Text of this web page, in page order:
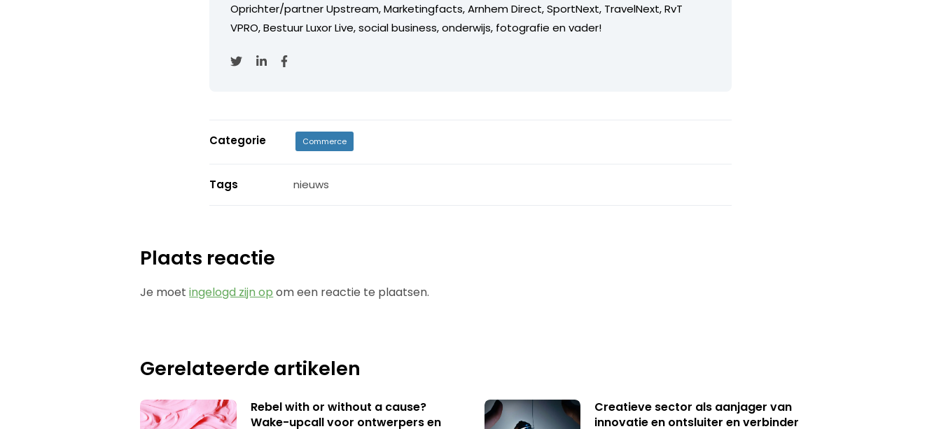
Oprichter/partner Upstream, Marketingfacts, Arnhem Direct, SportNext, TravelNext, RvT
VPRO, Bestuur Luxor Live, social business, onderwijs, fotografie en vader!
Categorie Commerce
Tags nieuws
Plaats reactie
Je moetingelogd zijn op om een reactie te plaatsen.
Gerelateerde artikelen
Rebel with or without a cause?
Wake-upcall voor ontwerpers en
Creatieve sector als aanjager van
innovatie en ontsluiter en verbinder